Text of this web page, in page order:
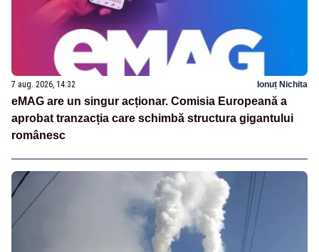
7 aug. 2026, 14:32 Ionuț Nichita
eMAG are un singur acționar. Comisia Europeană a
aprobat tranzacția care schimbă structura gigantului
românesc